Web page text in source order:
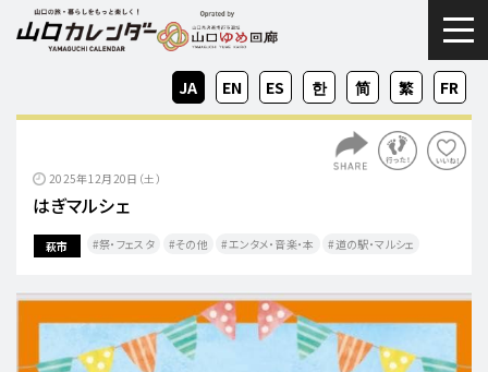
ZH-
CN
ZH-
TW
EN FR
JA KO
ES
2025年12月20日（土）
はぎマルシェ
萩市 祭・フェスタ その他 エンタメ・音楽・本 道の駅・マルシェ